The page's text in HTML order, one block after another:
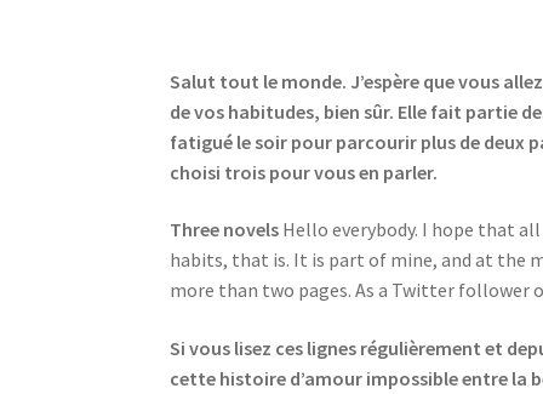
Salut tout le monde. J’espère que vous
de vos habitudes, bien sûr. Elle fait partie
fatigué le soir pour parcourir plus de deux
choisi trois pour vous en parler.
Three novels Hello everybody. I hope that
habits, that is. It is part of mine, and at the
more than two pages. As a Twitter follower
Si vous lisez ces lignes régulièrement et
cette histoire d’amour impossible entre la